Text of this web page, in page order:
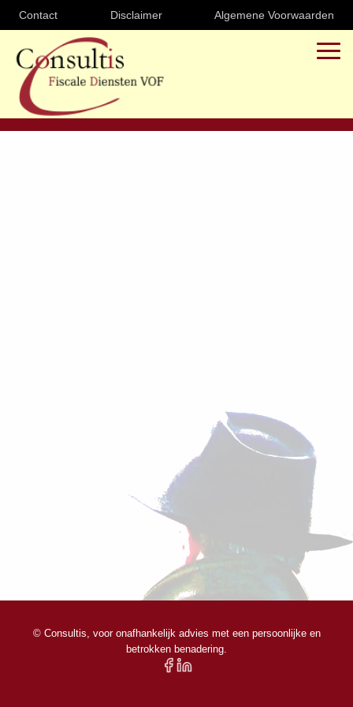
Contact Disclaimer Algemene Voorwaarden
© Consultis, voor onafhankelijk advies met een persoonlijke en
betrokken benadering.